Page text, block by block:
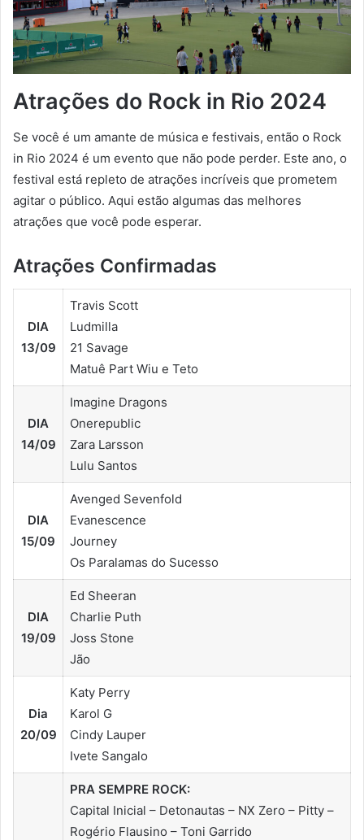
Atrações do Rock in Rio 2024
Se você é um amante de música e festivais, então o Rock
in Rio 2024 é um evento que não pode perder. Este ano, o
festival está repleto de atrações incríveis que prometem
agitar o público. Aqui estão algumas das melhores
atrações que você pode esperar.
Atrações Confirmadas
DIA
13/09
Travis Scott
Ludmilla
21 Savage
Matuê Part Wiu e Teto
DIA
14/09
Imagine Dragons
Onerepublic
Zara Larsson
Lulu Santos
DIA
15/09
Avenged Sevenfold
Evanescence
Journey
Os Paralamas do Sucesso
DIA
19/09
Ed Sheeran
Charlie Puth
Joss Stone
Jão
Dia
20/09
Katy Perry
Karol G
Cindy Lauper
Ivete Sangalo
PRA SEMPRE ROCK:
Capital Inicial – Detonautas – NX Zero – Pitty –
Rogério Flausino – Toni Garrido